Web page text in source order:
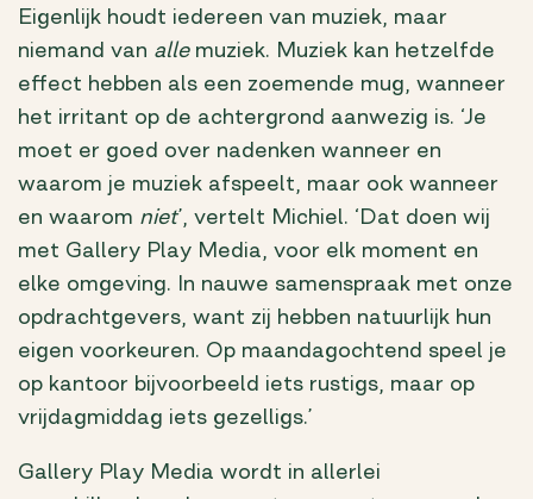
Eigenlijk houdt iedereen van muziek, maar
niemand van allemuziek. Muziek kan hetzelfde
effect hebben als een zoemende mug, wanneer
het irritant op de achtergrond aanwezig is. ‘Je
moet er goed over nadenken wanneer en
waarom je muziek afspeelt, maar ook wanneer
en waarom niet’, vertelt Michiel. ‘Dat doen wij
met Gallery Play Media, voor elk moment en
elke omgeving. In nauwe samenspraak met onze
opdrachtgevers, want zij hebben natuurlijk hun
eigen voorkeuren. Op maandagochtend speel je
op kantoor bijvoorbeeld iets rustigs, maar op
vrijdagmiddag iets gezelligs.’
Gallery Play Media wordt in allerlei